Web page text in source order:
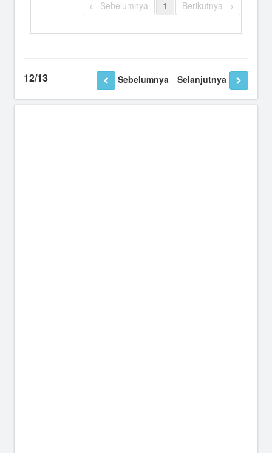
← Sebelumnya 1 Berikutnya →
12/13 Sebelumnya Selanjutnya